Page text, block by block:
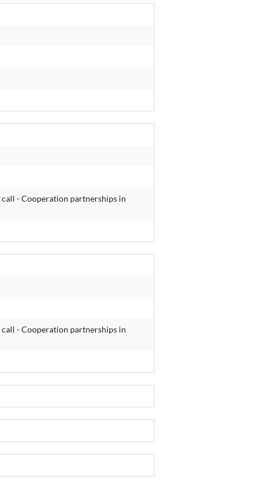
- Cooperation partnerships in
- Cooperation partnerships in